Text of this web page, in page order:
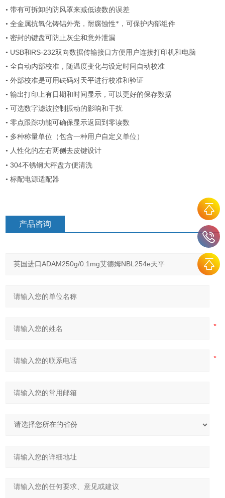
• 带有可拆卸的防风罩来减低读数的误差
•全金属抗氧化铸铝外壳，耐腐蚀性*，可保护内部组件
• 密封的键盘可防止灰尘和意外泄漏
• USB和 RS-232双向数据传输接口方便用户连接打印机和电脑
•全自动内部校准，随温度变化与设定时间自动校准
• 外部校准是可用砝码对天平进行校准和验证
• 输出打印上有日期和时间显示，可以更好的保存数据
• 可选数字滤波控制振动的影响和干扰
• 零点跟踪功能可确保显示返回到零读数
• 多种称量单位（包含一种用户自定义单位）
• 人性化的左右两侧去皮键设计
•304不锈钢大秤盘方便清洗
• 标配电源适配器
产品咨询